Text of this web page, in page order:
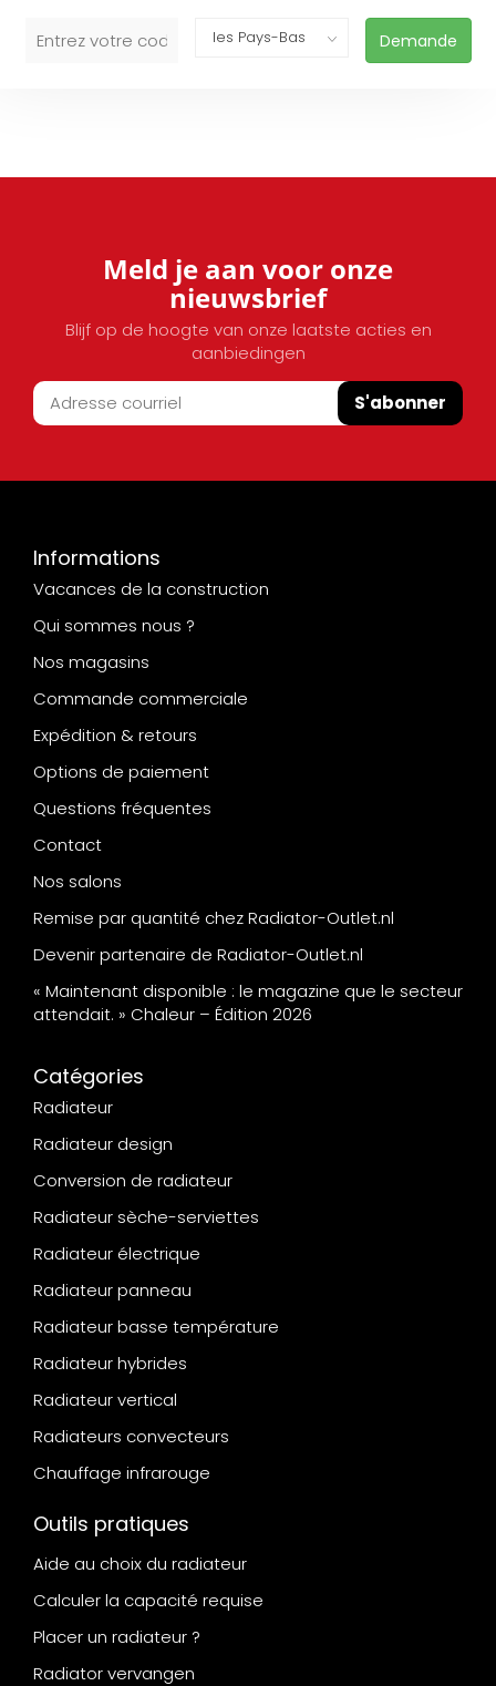
Demande
Meld je aan voor onze
nieuwsbrief
Blijf op de hoogte van onze laatste acties en
aanbiedingen
S'abonner
Informations
Vacances de la construction
Qui sommes nous ?
Nos magasins
Commande commerciale
Expédition & retours
Options de paiement
Questions fréquentes
Contact
Nos salons
Remise par quantité chez Radiator-Outlet.nl
Devenir partenaire de Radiator-Outlet.nl
« Maintenant disponible : le magazine que le secteur
attendait. » Chaleur – Édition 2026
Catégories
Radiateur
Radiateur design
Conversion de radiateur
Radiateur sèche-serviettes
Radiateur électrique
Radiateur panneau
Radiateur basse température
Radiateur hybrides
Radiateur vertical
Radiateurs convecteurs
Chauffage infrarouge
Outils pratiques
Aide au choix du radiateur
Calculer la capacité requise
Placer un radiateur ?
Radiator vervangen